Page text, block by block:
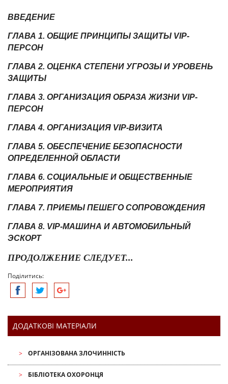
ВВЕДЕНИЕ
ГЛАВА 1. ОБЩИЕ ПРИНЦИПЫ ЗАЩИТЫ VIP-
ПЕРСОН
ГЛАВА 2. ОЦЕНКА СТЕПЕНИ УГРОЗЫ И УРОВЕНЬ
ЗАЩИТЫ
ГЛАВА 3. ОРГАНИЗАЦИЯ ОБРАЗА ЖИЗНИ VIP-
ПЕРСОН
ГЛАВА 4. ОРГАНИЗАЦИЯ VIP-ВИЗИТА
ГЛАВА 5. ОБЕСПЕЧЕНИЕ БЕЗОПАСНОСТИ
ОПРЕДЕЛЕННОЙ ОБЛАСТИ
ГЛАВА 6. СОЦИАЛЬНЫЕ И ОБЩЕСТВЕННЫЕ
МЕРОПРИЯТИЯ
ГЛАВА 7. ПРИЕМЫ ПЕШЕГО СОПРОВОЖДЕНИЯ
ГЛАВА 8. VIP-МАШИНА И АВТОМОБИЛЬНЫЙ
ЭСКОРТ
ПРОДОЛЖЕНИЕ СЛЕДУЕТ...
Поділитись:
ДОДАТКОВІ МАТЕРІАЛИ
ОРГАНІЗОВАНА ЗЛОЧИННІСТЬ
БІБЛІОТЕКА ОХОРОНЦЯ